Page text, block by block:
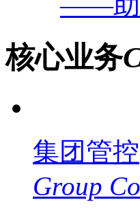
核心业务
集团管控
Group